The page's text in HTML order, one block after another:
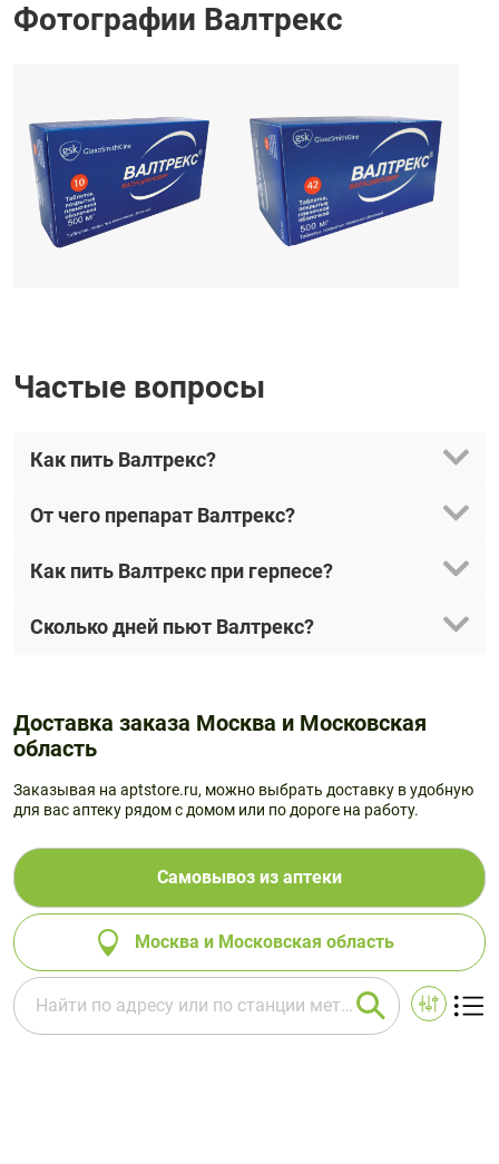
Фотографии Валтрекс
Частые вопросы
Как пить Валтрекс?
От чего препарат Валтрекс?
Как пить Валтрекс при герпесе?
Сколько дней пьют Валтрекс?
Доставка заказа Москва и Московская
область
Заказывая на aptstore.ru, можно выбрать доставку в удобную
для вас аптеку рядом с домом или по дороге на работу.
Самовывоз из аптеки
Москва и Московская область